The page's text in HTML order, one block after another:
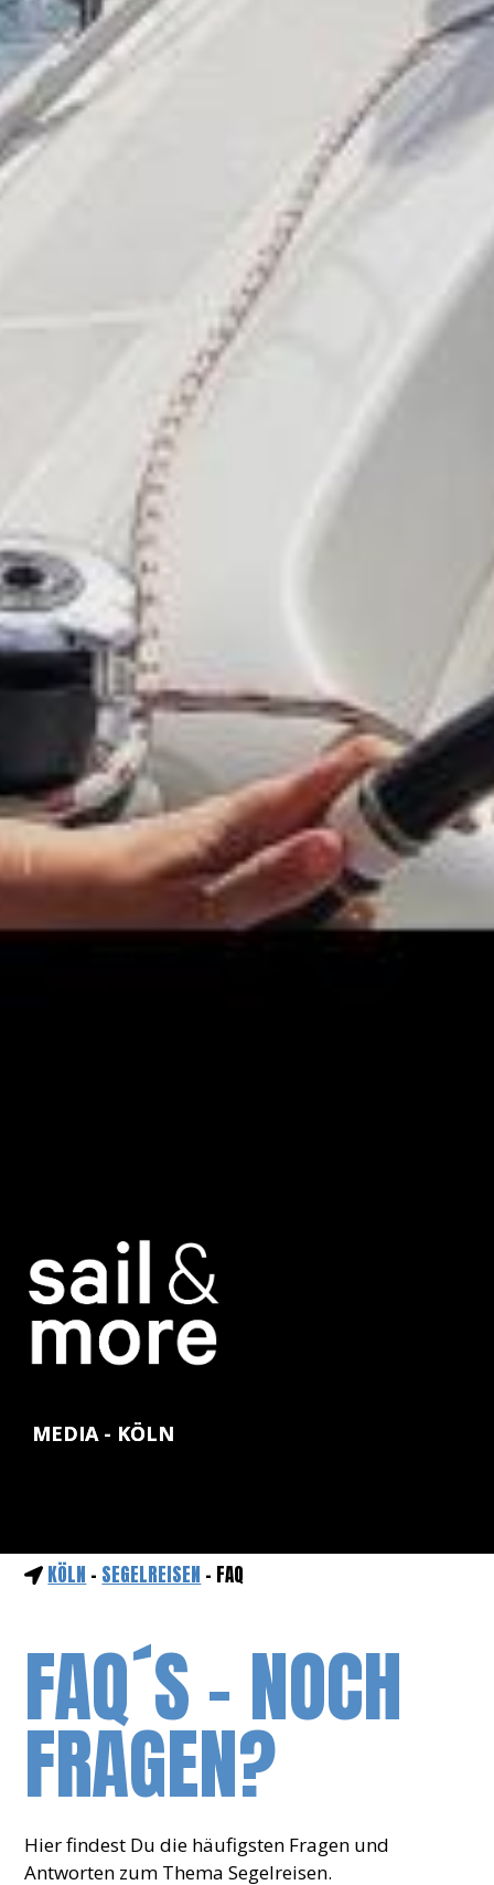
MEDIA - KÖLN
KÖLN - SEGELREISEN - FAQ
FAQ´S - NOCH
FRAGEN?
Hier findest Du die häufigsten Fragen und
Antworten zum Thema Segelreisen.